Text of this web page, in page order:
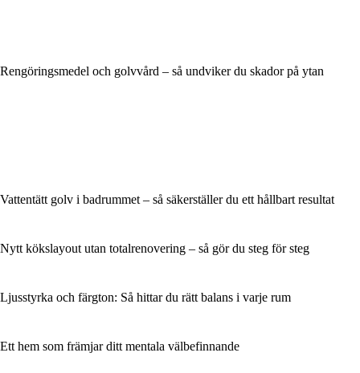
Rengöringsmedel och golvvård – så undviker du skador på ytan
Vattentätt golv i badrummet – så säkerställer du ett hållbart resultat
Nytt kökslayout utan totalrenovering – så gör du steg för steg
Ljusstyrka och färgton: Så hittar du rätt balans i varje rum
Ett hem som främjar ditt mentala välbefinnande